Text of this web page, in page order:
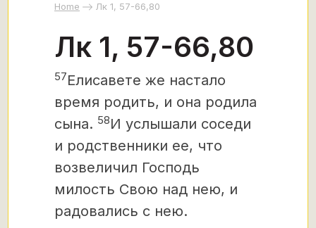
Home Лк 1, 57-66,80
Лк 1, 57-66,80
57Елисавете же настало
время родить, и она родила
сына. 58И услышали соседи
и родственники ее, что
возвеличил Господь
милость Свою над нею, и
радовались с нею.